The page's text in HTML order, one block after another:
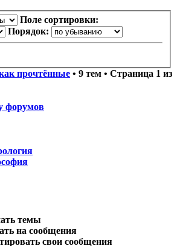
Поле сортировки:
Порядок:
прочтённые • 9 тем • Страница 1 из
форумов
темы
на сообщения
свои сообщения